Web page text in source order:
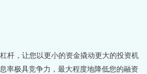
杆，让您以更小的资金撬动更大的投资机
率极具竞争力，最大程度地降低您的融资